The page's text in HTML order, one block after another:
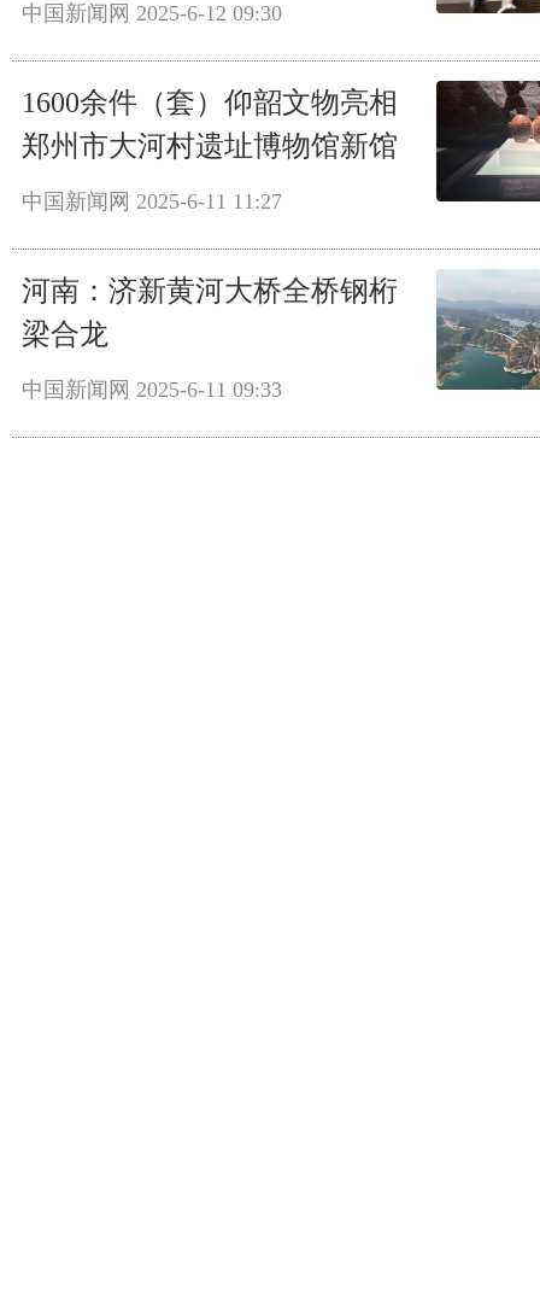
中国新闻网 2025-6-12 09:30
1600余件（套）仰韶文物亮相
郑州市大河村遗址博物馆新馆
中国新闻网 2025-6-11 11:27
河南：济新黄河大桥全桥钢桁
梁合龙
中国新闻网 2025-6-11 09:33